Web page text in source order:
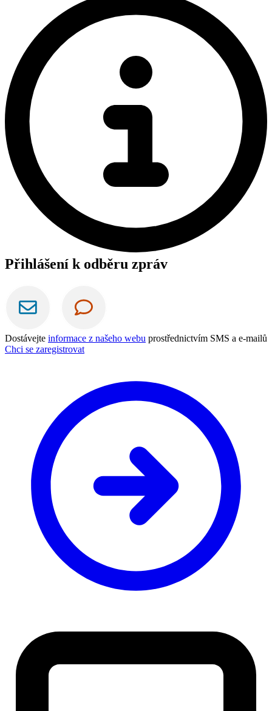
Přihlášení k odběru zpráv
Dostávejte informace z našeho webu prostřednictvím SMS a e-mailů
Chci se zaregistrovat